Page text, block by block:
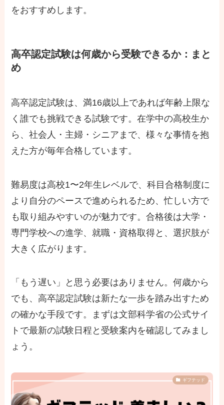
をおすすめします。
高卒認定試験は何歳から受験できるか：まと
め
高卒認定試験は、満16歳以上であれば年齢上限な
く誰でも挑戦できる試験です。在学中の高校生か
ら、社会人・主婦・シニアまで、様々な事情を抱
えた方が毎年合格しています。
難易度は高校1〜2年生レベルで、科目合格制度に
より自分のペースで進められるため、忙しい方で
も取り組みやすいのが魅力です。合格後は大学・
専門学校への進学、就職・資格取得と、選択肢が
大きく広がります。
「もう遅い」と思う必要はありません。何歳から
でも、高卒認定試験は新たな一歩を踏み出すため
の確かな手段です。まずは文部科学省の公式サイ
トで最新の試験日程と受験案内を確認してみまし
ょう。
ギフテッド